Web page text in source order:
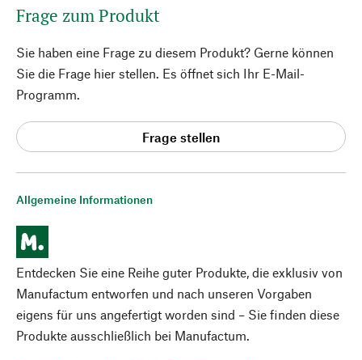
Allgemeine Informationen
Entdecken Sie eine Reihe guter Produkte, die exklusiv von
Manufactum entworfen und nach unseren Vorgaben
eigens für uns angefertigt worden sind – Sie finden diese
Produkte ausschließlich bei Manufactum.
Frage zum Produkt
Sie haben eine Frage zu diesem Produkt? Gerne können
Sie die Frage hier stellen. Es öffnet sich Ihr E-Mail-
Programm.
Frage stellen